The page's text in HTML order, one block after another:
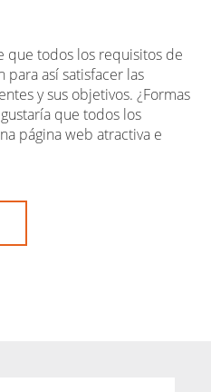
que todos los requisitos de
así satisfacer las
y sus objetivos. ¿Formas
que todos los
página web atractiva e